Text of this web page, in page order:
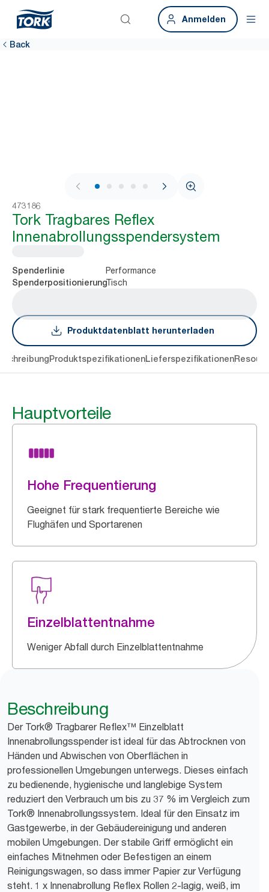
Anmelden
Back
1 / 10
473186
Tork Tragbares Reflex
Innenabrollungsspendersystem
Spenderlinie Performance
SpenderpositionierungTisch
Produktdatenblatt herunterladen
ProduktspezifikationenLieferspezifikationen
Hauptvorteile
Hohe Frequentierung
Geeignet für stark frequentierte Bereiche wie
Flughäfen und Sportarenen
Einzelblattentnahme
Weniger Abfall durch Einzelblattentnahme
Beschreibung
Der Tork® Tragbarer Reflex™ Einzelblatt
Innenabrollungsspender ist ideal für das Abtrocknen von
Händen und Abwischen von Oberflächen in
professionellen Umgebungen unterwegs. Dieses einfach
zu bedienende, hygienische und langlebige System
reduziert den Verbrauch um bis zu 37 % im Vergleich zum
Tork® Innenabrollungssystem. Ideal für den Einsatz im
Gastgewerbe, in der Gebäudereinigung und anderen
mobilen Umgebungen. Der stabile Griff ermöglicht ein
einfaches Mitnehmen oder Befestigen an einem
Reinigungswagen, so dass immer Papier zur Verfügung
steht. 1 x Innenabrollung Reflex Rollen 2-lagig, weiß, im